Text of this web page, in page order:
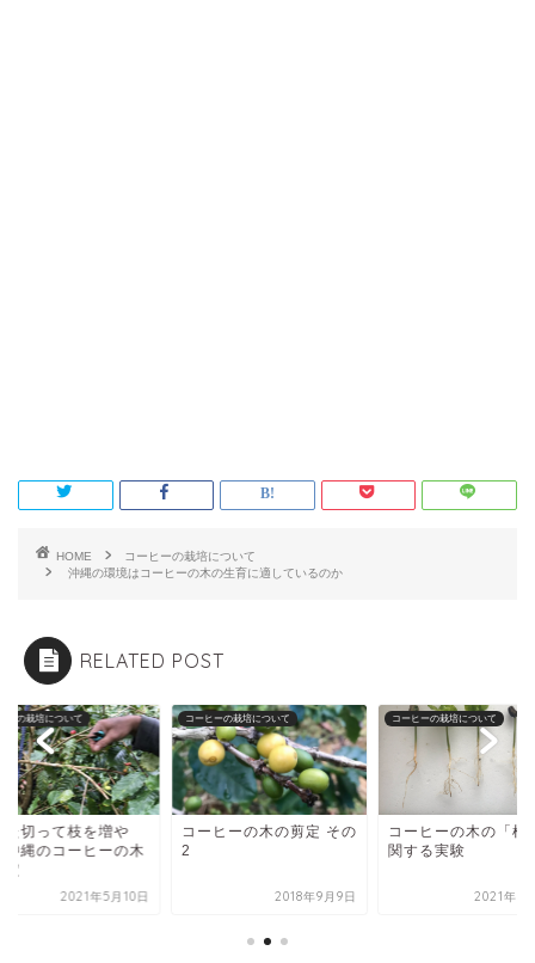
HOME
コーヒーの栽培について
沖縄の環境はコーヒーの木の生育に適しているのか
RELATED POST
ーの栽培について
た切って枝を増や
沖縄のコーヒーの木
定
2021年5月10日
コーヒーの栽培について
コーヒーの木の剪定 その
2
2018年9月9日
コーヒーの栽培について
コーヒーの木の「根
関する実験
2021年5